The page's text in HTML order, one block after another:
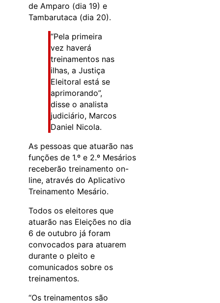
de Amparo (dia 19) e
Tambarutaca (dia 20).
“Pela primeira
vez haverá
treinamentos nas
ilhas, a Justiça
Eleitoral está se
aprimorando”,
disse o analista
judiciário, Marcos
Daniel Nicola.
As pessoas que atuarão nas
funções de 1.º e 2.º Mesários
receberão treinamento on-
line, através do Aplicativo
Treinamento Mesário.
Todos os eleitores que
atuarão nas Eleições no dia
6 de outubro já foram
convocados para atuarem
durante o pleito e
comunicados sobre os
treinamentos.
“Os treinamentos são